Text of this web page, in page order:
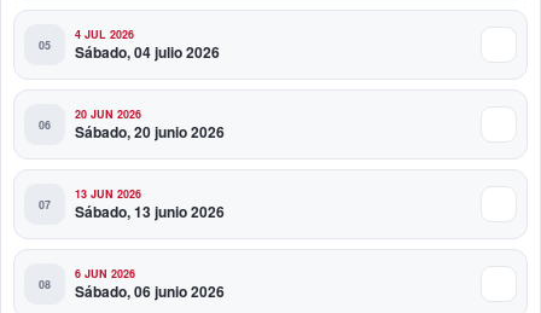
4 JUL 2026
Sábado, 04 julio 2026
20 JUN 2026
Sábado, 20 junio 2026
13 JUN 2026
Sábado, 13 junio 2026
6 JUN 2026
Sábado, 06 junio 2026